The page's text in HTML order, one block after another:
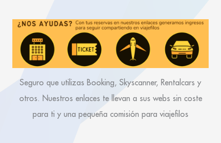
Seguro que utilizas Booking, Skyscanner, Rentalcars y
otros. Nuestros enlaces te llevan a sus webs sin coste
para ti y una pequeña comisión para viajefilos